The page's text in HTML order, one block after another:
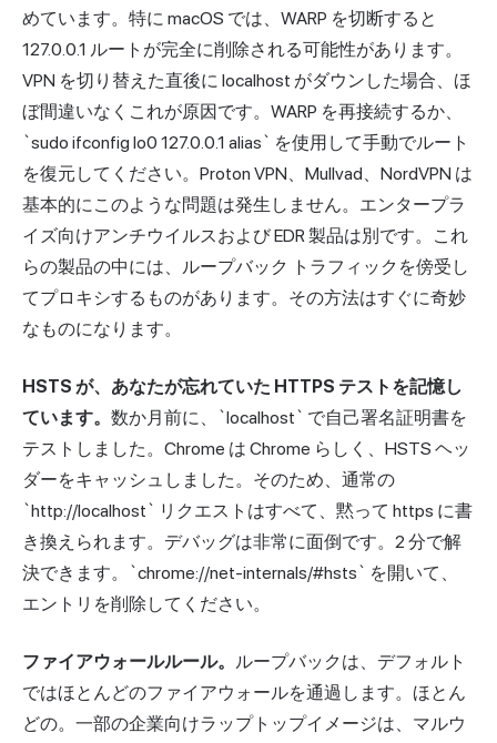
めています。特に macOS では、WARP を切断すると
127.0.0.1 ルートが完全に削除される可能性があります。
VPN を切り替えた直後に localhost がダウンした場合、ほ
ぼ間違いなくこれが原因です。WARP を再接続するか、
`sudo ifconfig lo0 127.0.0.1 alias` を使用して手動でルート
を復元してください。Proton VPN、Mullvad、NordVPN は
基本的にこのような問題は発生しません。エンタープラ
イズ向けアンチウイルスおよび EDR 製品は別です。これ
らの製品の中には、ループバック トラフィックを傍受し
てプロキシするものがあります。その方法はすぐに奇妙
なものになります。
HSTS が、あなたが忘れていた HTTPS テストを記憶し
ています。 数か月前に、`localhost` で自己署名証明書を
テストしました。Chrome は Chrome らしく、HSTS ヘッ
ダーをキャッシュしました。そのため、通常の
`http://localhost` リクエストはすべて、黙って https に書
き換えられます。デバッグは非常に面倒です。2 分で解
決できます。`chrome://net-internals/#hsts` を開いて、
エントリを削除してください。
ファイアウォールルール。 ループバックは、デフォルト
ではほとんどのファイアウォールを通過します。ほとん
どの。一部の企業向けラップトップイメージは、マルウ